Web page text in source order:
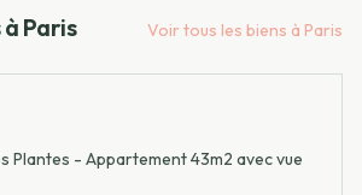
à Paris Voir tous les biens à Paris
Plantes - Appartement 43m2 avec vue